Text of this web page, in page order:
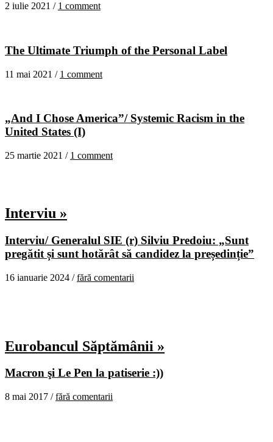
2 iulie 2021 / 1 comment
The Ultimate Triumph of the Personal Label
11 mai 2021 / 1 comment
„And I Chose America”/ Systemic Racism in the
United States (I)
25 martie 2021 / 1 comment
Interviu »
Interviu/ Generalul SIE (r) Silviu Predoiu: „Sunt
pregătit și sunt hotărât să candidez la președinție”
16 ianuarie 2024 /fără comentarii
Eurobancul Săptămânii »
Macron şi Le Pen la patiserie :))
8 mai 2017 /fără comentarii